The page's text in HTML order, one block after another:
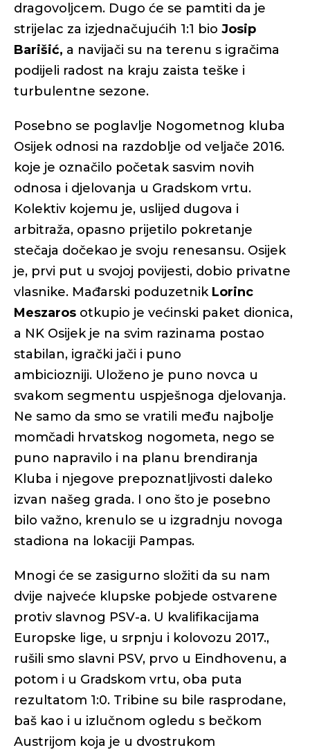
dragovoljcem. Dugo će se pamtiti da je
strijelac za izjednačujućih 1:1 bio Josip
Barišić, a navijači su na terenu s igračima
podijeli radost na kraju zaista teške i
turbulentne sezone.
Posebno se poglavlje Nogometnog kluba
Osijek odnosi na razdoblje od veljače 2016.
koje je označilo početak sasvim novih
odnosa i djelovanja u Gradskom vrtu.
Kolektiv kojemu je, uslijed dugova i
arbitraža, opasno prijetilo pokretanje
stečaja dočekao je svoju renesansu. Osijek
je, prvi put u svojoj povijesti, dobio privatne
vlasnike. Mađarski poduzetnik Lorinc
Meszaros otkupio je većinski paket dionica,
a NK Osijek je na svim razinama postao
stabilan, igrački jači i puno
ambiciozniji. Uloženo je puno novca u
svakom segmentu uspješnoga djelovanja.
Ne samo da smo se vratili među najbolje
momčadi hrvatskog nogometa, nego se
puno napravilo i na planu brendiranja
Kluba i njegove prepoznatljivosti daleko
izvan našeg grada. I ono što je posebno
bilo važno, krenulo se u izgradnju novoga
stadiona na lokaciji Pampas.
Mnogi će se zasigurno složiti da su nam
dvije najveće klupske pobjede ostvarene
protiv slavnog PSV-a. U kvalifikacijama
Europske lige, u srpnju i kolovozu 2017.,
rušili smo slavni PSV, prvo u Eindhovenu, a
potom i u Gradskom vrtu, oba puta
rezultatom 1:0. Tribine su bile rasprodane,
baš kao i u izlučnom ogledu s bečkom
Austrijom koja je u dvostrukom